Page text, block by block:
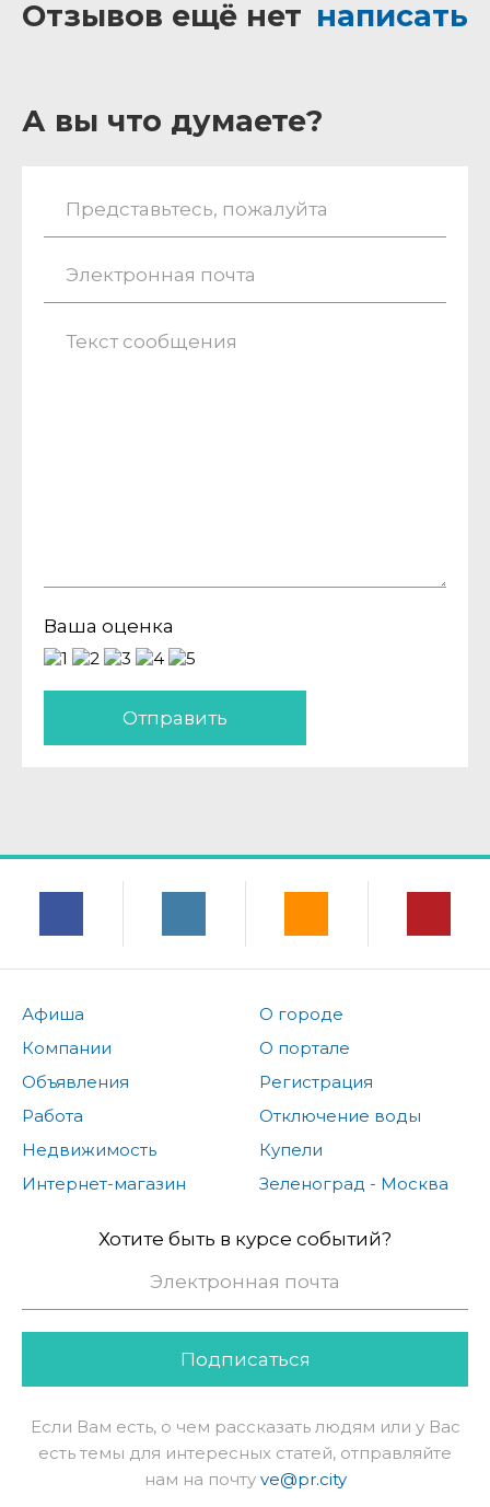
Отзывов ещё нет написать
А вы что думаете?
Ваша оценка
Отправить
Афиша
Компании
Объявления
Работа
Недвижимость
Интернет-магазин
О городе
О портале
Регистрация
Отключение воды
Купели
Зеленоград - Москва
Хотите быть в курсе событий?
Подписаться
Если Вам есть, о чем рассказать людям или у Вас
есть темы для интересных статей, отправляйте
нам на почту ve@pr.city